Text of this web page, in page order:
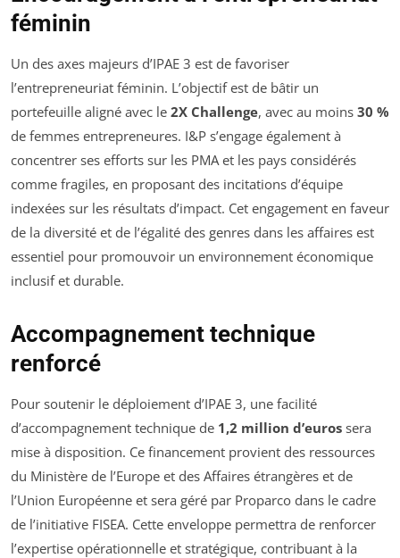
féminin
Un des axes majeurs d’IPAE 3 est de favoriser
l’entrepreneuriat féminin. L’objectif est de bâtir un
portefeuille aligné avec le 2X Challenge, avec au moins 30 %
de femmes entrepreneures. I&P s’engage également à
concentrer ses efforts sur les PMA et les pays considérés
comme fragiles, en proposant des incitations d’équipe
indexées sur les résultats d’impact. Cet engagement en faveur
de la diversité et de l’égalité des genres dans les affaires est
essentiel pour promouvoir un environnement économique
inclusif et durable.
Accompagnement technique
renforcé
Pour soutenir le déploiement d’IPAE 3, une facilité
d’accompagnement technique de 1,2 million d’euros sera
mise à disposition. Ce financement provient des ressources
du Ministère de l’Europe et des Affaires étrangères et de
l’Union Européenne et sera géré par Proparco dans le cadre
de l’initiative FISEA. Cette enveloppe permettra de renforcer
l’expertise opérationnelle et stratégique, contribuant à la